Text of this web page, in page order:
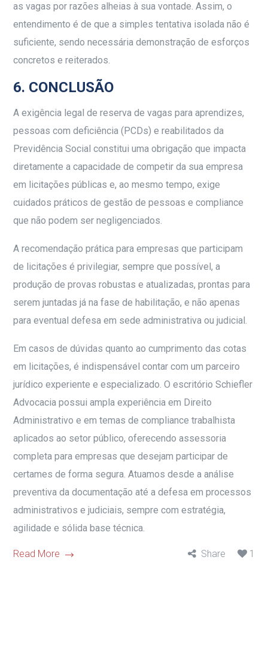
as vagas por razões alheias à sua vontade. Assim, o
entendimento é de que a simples tentativa isolada não é
suficiente, sendo necessária demonstração de esforços
concretos e reiterados.
6. CONCLUSÃO
A exigência legal de reserva de vagas para aprendizes,
pessoas com deficiência (PCDs) e reabilitados da
Previdência Social constitui uma obrigação que impacta
diretamente a capacidade de competir da sua empresa
em licitações públicas e, ao mesmo tempo, exige
cuidados práticos de gestão de pessoas e compliance
que não podem ser negligenciados.
A recomendação prática para empresas que participam
de licitações é privilegiar, sempre que possível, a
produção de provas robustas e atualizadas, prontas para
serem juntadas já na fase de habilitação, e não apenas
para eventual defesa em sede administrativa ou judicial.
Em casos de dúvidas quanto ao cumprimento das cotas
em licitações, é indispensável contar com um parceiro
jurídico experiente e especializado. O escritório Schiefler
Advocacia possui ampla experiência em Direito
Administrativo e em temas de compliance trabalhista
aplicados ao setor público, oferecendo assessoria
completa para empresas que desejam participar de
certames de forma segura. Atuamos desde a análise
preventiva da documentação até a defesa em processos
administrativos e judiciais, sempre com estratégia,
agilidade e sólida base técnica.
Read More Share 1